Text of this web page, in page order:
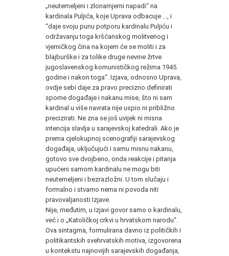
„neutemeljeni i zlonamjerni napadi“ na
kardinala Puljića, koje Uprava odbacuje ..., i
“daje svoju punu potporu kardinalu Puljiću i
održavanju toga kršćanskog molitvenog i
vjerničkog čina na kojem će se moliti i za
blajburške i za tolike druge nevine žrtve
jugoslavenskog komunističkog režima 1945.
godine i nakon toga“. Izjava, odnosno Uprava,
ovdje sebi daje za pravo precizno definirati
sporne događaje i nakanu mise, što ni sam
kardinal u više navrata nije uspio ni približno
precizirati. Ne zna se još uvijek ni misna
intencija slavlja u sarajevskoj katedrali. Ako je
prema cjelokupnoj scenografiji sarajevskog
događaja, uključujući i samu misnu nakanu,
gotovo sve dvojbeno, onda reakcije i pitanja
upućeni samom kardinalu ne mogu biti
neutemeljeni i bezrazložni. U tom slučaju i
formalno i stvarno nema ni povoda niti
pravovaljanosti Izjave.
Nije, međutim, u Izjavi govor samo o kardinalu,
već i o „Katoličkoj crkvi u hrvatskom narodu“.
Ova sintagma, formulirana davno iz političkih i
politikantskih svehrvatskih motiva, izgovorena
u kontekstu najnovijih sarajevskih događanja,